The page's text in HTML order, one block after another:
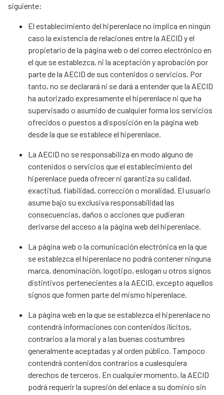
siguiente:
El establecimiento del hiperenlace no implica en ningún
caso la existencia de relaciones entre la AECID y el
propietario de la página web o del correo electrónico en
el que se establezca, ni la aceptación y aprobación por
parte de la AECID de sus contenidos o servicios. Por
tanto, no se declarará ni se dará a entender que la AECID
ha autorizado expresamente el hiperenlace ni que ha
supervisado o asumido de cualquier forma los servicios
ofrecidos o puestos a disposición en la página web
desde la que se establece el hiperenlace.
La AECID no se responsabiliza en modo alguno de
contenidos o servicios que el establecimiento del
hiperenlace pueda ofrecer ni garantiza su calidad,
exactitud, fiabilidad, corrección o moralidad. El usuario
asume bajo su exclusiva responsabilidad las
consecuencias, daños o acciones que pudieran
derivarse del acceso a la página web del hiperenlace.
La página web o la comunicación electrónica en la que
se establezca el hiperenlace no podrá contener ninguna
marca, denominación, logotipo, eslogan u otros signos
distintivos pertenecientes a la AECID, excepto aquellos
signos que formen parte del mismo hiperenlace.
La página web en la que se establezca el hiperenlace no
contendrá informaciones con contenidos ilícitos,
contrarios a la moral y a las buenas costumbres
generalmente aceptadas y al orden público. Tampoco
contendrá contenidos contrarios a cualesquiera
derechos de terceros. En cualquier momento, la AECID
podrá requerir la supresión del enlace a su dominio sin